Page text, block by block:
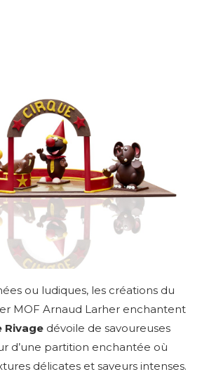
ou ludiques, les créations du
MOF Arnaud Larher enchantent
Rivage dévoile de savoureuses
d’une partition enchantée où
délicates et saveurs intenses.